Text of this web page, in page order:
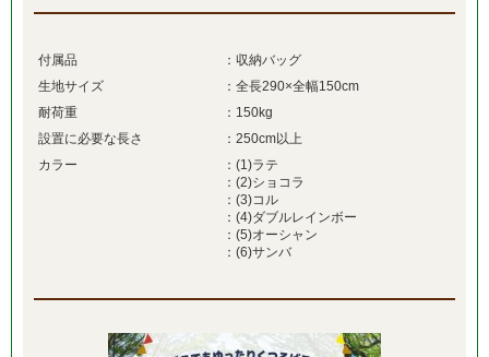
付属品
：収納バッグ
生地サイズ
：全長290×全幅150cm
耐荷重
：150kg
設置に必要な長さ
：250cm以上
カラー
：(1)ラテ
：(2)ショコラ
：(3)コル
：(4)ダブルレインボー
：(5)オーシャン
：(6)サンバ